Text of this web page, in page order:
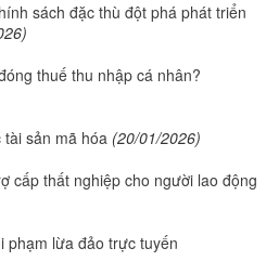
sách đặc thù đột phá phát triển
thuế thu nhập cá nhân?
sản mã hóa (20/01/2026)
cấp thất nghiệp cho người lao động
phạm lừa đảo trực tuyến